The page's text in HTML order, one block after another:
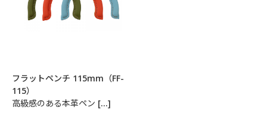
フラットペンチ 115mm（FF-
115）
高級感のある本革ペン […]